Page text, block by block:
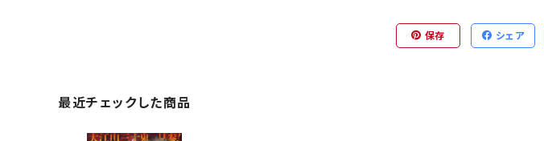
保存 シェア
最近チェックした商品